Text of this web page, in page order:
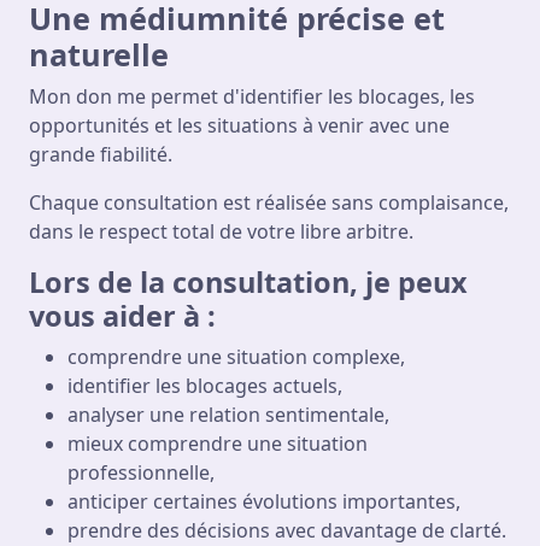
Une médiumnité précise et
naturelle
Mon don me permet d'identifier les blocages, les
opportunités et les situations à venir avec une
grande fiabilité.
Chaque consultation est réalisée sans complaisance,
dans le respect total de votre libre arbitre.
Lors de la consultation, je peux
vous aider à :
comprendre une situation complexe,
identifier les blocages actuels,
analyser une relation sentimentale,
mieux comprendre une situation
professionnelle,
anticiper certaines évolutions importantes,
prendre des décisions avec davantage de clarté.